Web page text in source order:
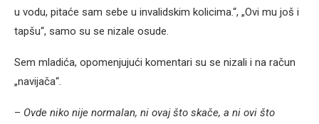
u vodu, pitaće sam sebe u invalidskim kolicima.“, „Ovi mu još i
tapšu“, samo su se nizale osude.
Sem mladića, opomenjujući komentari su se nizali i na račun
„navijača“.
– Ovde niko nije normalan, ni ovaj što skače, a ni ovi što